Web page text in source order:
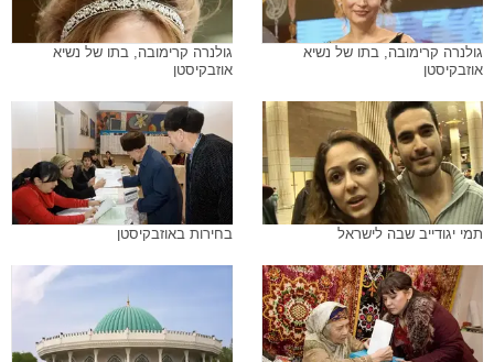
גולנרה קרימובה, בתו של נשיא
אוזבקיסטן
גולנרה קרימובה, בתו של נשיא
אוזבקיסטן
תמי יגודייב שבה לישראל בחירות באוזבקיסטן